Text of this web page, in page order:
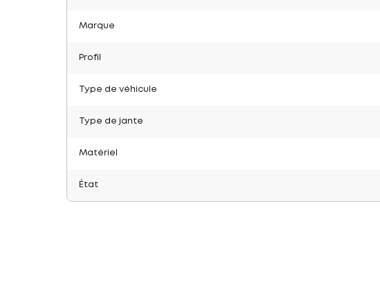
Marque
Profil
Type de véhicule
Type de jante
Matériel
État